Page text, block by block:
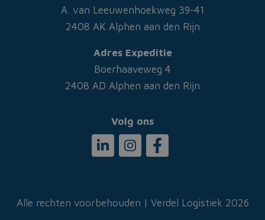
A. van Leeuwenhoekweg 39-41
2408 AK Alphen aan den Rijn
Adres Expeditie
Boerhaaveweg 4
2408 AD Alphen aan den Rijn
Volg ons
LinkedinInstagramFacebook
Alle rechten voorbehouden | Verdel Logistiek 2026